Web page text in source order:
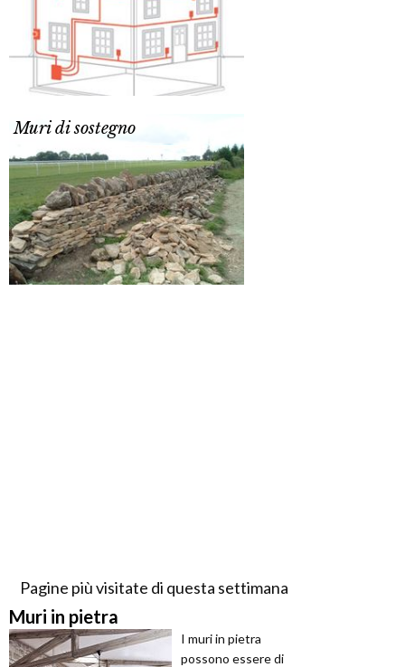
Muri di sostegno
Pagine più visitate di questa settimana
Muri in pietra
I muri in pietra
possono essere di